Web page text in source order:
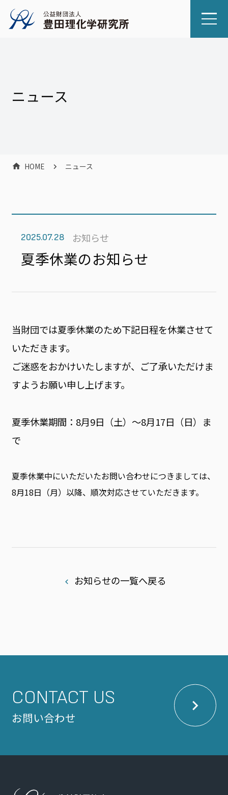
ニュース
HOME ニュース
2025.07.28 お知らせ
夏季休業のお知らせ
当財団では夏季休業のため下記日程を休業させて
いただきます。
ご迷惑をおかけいたしますが、ご了承いただけま
すようお願い申し上げます。
夏季休業期間：8月9日（土）～8月17日（日）ま
で
夏季休業中にいただいたお問い合わせにつきましては、
8月18日（月）以降、順次対応させていただきます。
お知らせの一覧へ戻る
CONTACT US
お問い合わせ